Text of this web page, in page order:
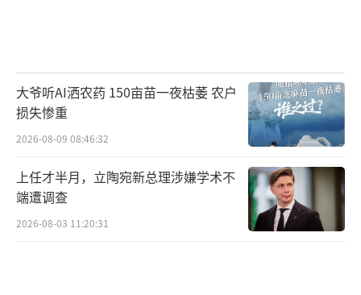
大爷听AI洒农药 150亩苗一夜枯萎 农户
损失惨重
2026-08-09 08:46:32
上任才半月，立陶宛新总理涉嫌学术不
端遭调查
2026-08-03 11:20:31